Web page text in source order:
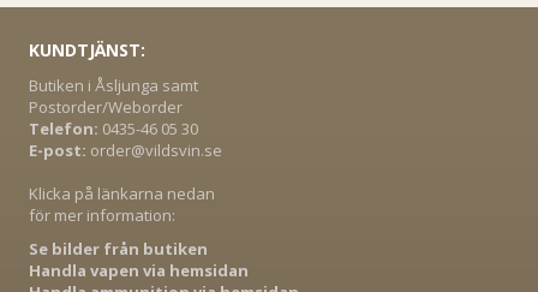
KUNDTJÄNST:
Butiken i Åsljunga samt
Postorder/Weborder
Telefon: 0435-46 05 30
E-post: order@vildsvin.se
Klicka på länkarna nedan
för mer information:
Se bilder från butiken
Handla vapen via hemsidan